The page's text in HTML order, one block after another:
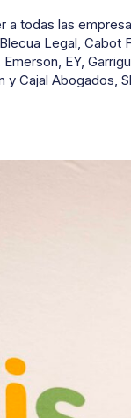
todas las
Legal, Cabot
EY,
y Cajal Abogados,